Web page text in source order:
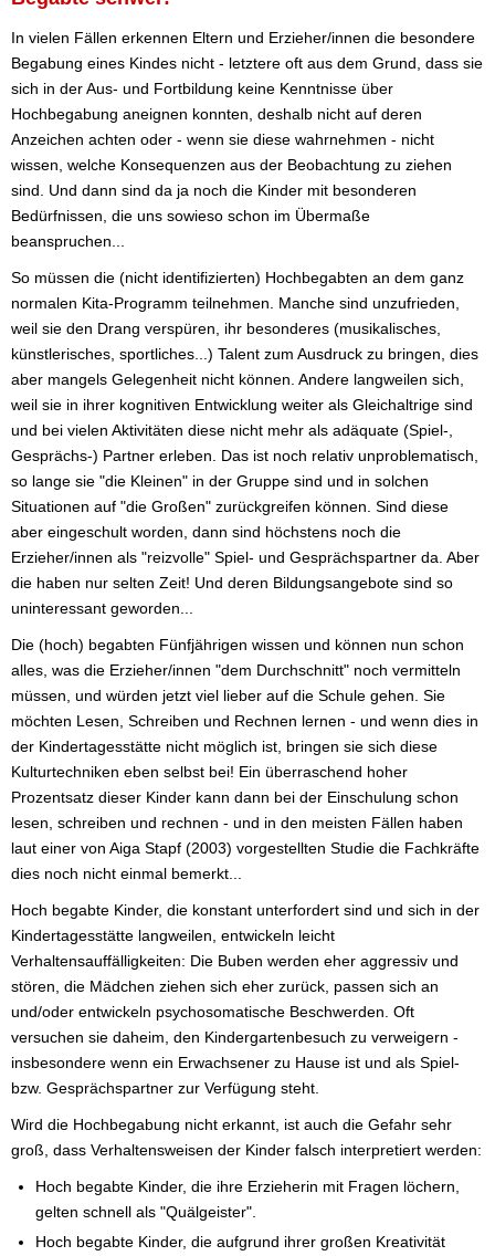
In vielen Fällen erkennen Eltern und Erzieher/innen die besondere
Begabung eines Kindes nicht - letztere oft aus dem Grund, dass sie
sich in der Aus- und Fortbildung keine Kenntnisse über
Hochbegabung aneignen konnten, deshalb nicht auf deren
Anzeichen achten oder - wenn sie diese wahrnehmen - nicht
wissen, welche Konsequenzen aus der Beobachtung zu ziehen
sind. Und dann sind da ja noch die Kinder mit besonderen
Bedürfnissen, die uns sowieso schon im Übermaße
beanspruchen...
So müssen die (nicht identifizierten) Hochbegabten an dem ganz
normalen Kita-Programm teilnehmen. Manche sind unzufrieden,
weil sie den Drang verspüren, ihr besonderes (musikalisches,
künstlerisches, sportliches...) Talent zum Ausdruck zu bringen, dies
aber mangels Gelegenheit nicht können. Andere langweilen sich,
weil sie in ihrer kognitiven Entwicklung weiter als Gleichaltrige sind
und bei vielen Aktivitäten diese nicht mehr als adäquate (Spiel-,
Gesprächs-) Partner erleben. Das ist noch relativ unproblematisch,
so lange sie "die Kleinen" in der Gruppe sind und in solchen
Situationen auf "die Großen" zurückgreifen können. Sind diese
aber eingeschult worden, dann sind höchstens noch die
Erzieher/innen als "reizvolle" Spiel- und Gesprächspartner da. Aber
die haben nur selten Zeit! Und deren Bildungsangebote sind so
uninteressant geworden...
Die (hoch) begabten Fünfjährigen wissen und können nun schon
alles, was die Erzieher/innen "dem Durchschnitt" noch vermitteln
müssen, und würden jetzt viel lieber auf die Schule gehen. Sie
möchten Lesen, Schreiben und Rechnen lernen - und wenn dies in
der Kindertagesstätte nicht möglich ist, bringen sie sich diese
Kulturtechniken eben selbst bei! Ein überraschend hoher
Prozentsatz dieser Kinder kann dann bei der Einschulung schon
lesen, schreiben und rechnen - und in den meisten Fällen haben
laut einer von Aiga Stapf (2003) vorgestellten Studie die Fachkräfte
dies noch nicht einmal bemerkt...
Hoch begabte Kinder, die konstant unterfordert sind und sich in der
Kindertagesstätte langweilen, entwickeln leicht
Verhaltensauffälligkeiten: Die Buben werden eher aggressiv und
stören, die Mädchen ziehen sich eher zurück, passen sich an
und/oder entwickeln psychosomatische Beschwerden. Oft
versuchen sie daheim, den Kindergartenbesuch zu verweigern -
insbesondere wenn ein Erwachsener zu Hause ist und als Spiel-
bzw. Gesprächspartner zur Verfügung steht.
Wird die Hochbegabung nicht erkannt, ist auch die Gefahr sehr
groß, dass Verhaltensweisen der Kinder falsch interpretiert werden:
Hoch begabte Kinder, die ihre Erzieherin mit Fragen löchern,
gelten schnell als "Quälgeister".
Hoch begabte Kinder, die aufgrund ihrer großen Kreativität